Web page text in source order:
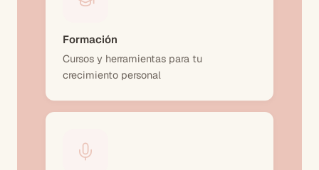
Formación
Cursos y herramientas para tu
crecimiento personal